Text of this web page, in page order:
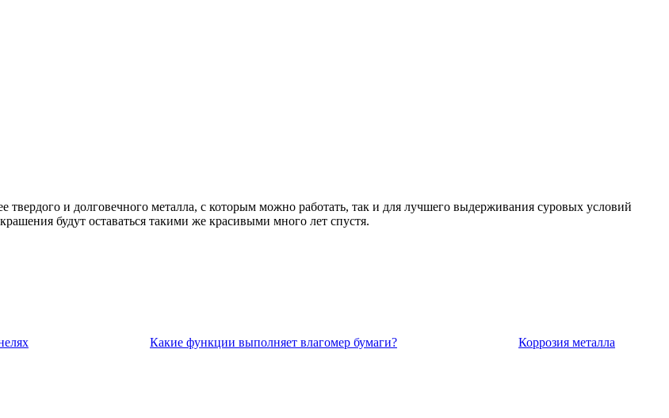
твердого и долговечного металла, с которым можно работать, так и для лучшего выдерживания суровых условий
будут оставаться такими же красивыми много лет спустя.
Какие функции выполняет влагомер бумаги?
Коррозия металла